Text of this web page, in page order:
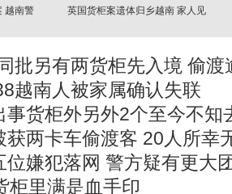
越南警
英国货柜案遗体归乡越南 家人见
批另有两货柜先入境 偷渡
越南人被家属确认失联
事货柜外另外2个至今不知
获两卡车偷渡客 20人所幸
位嫌犯落网 警方疑有更大
柜里满是血手印